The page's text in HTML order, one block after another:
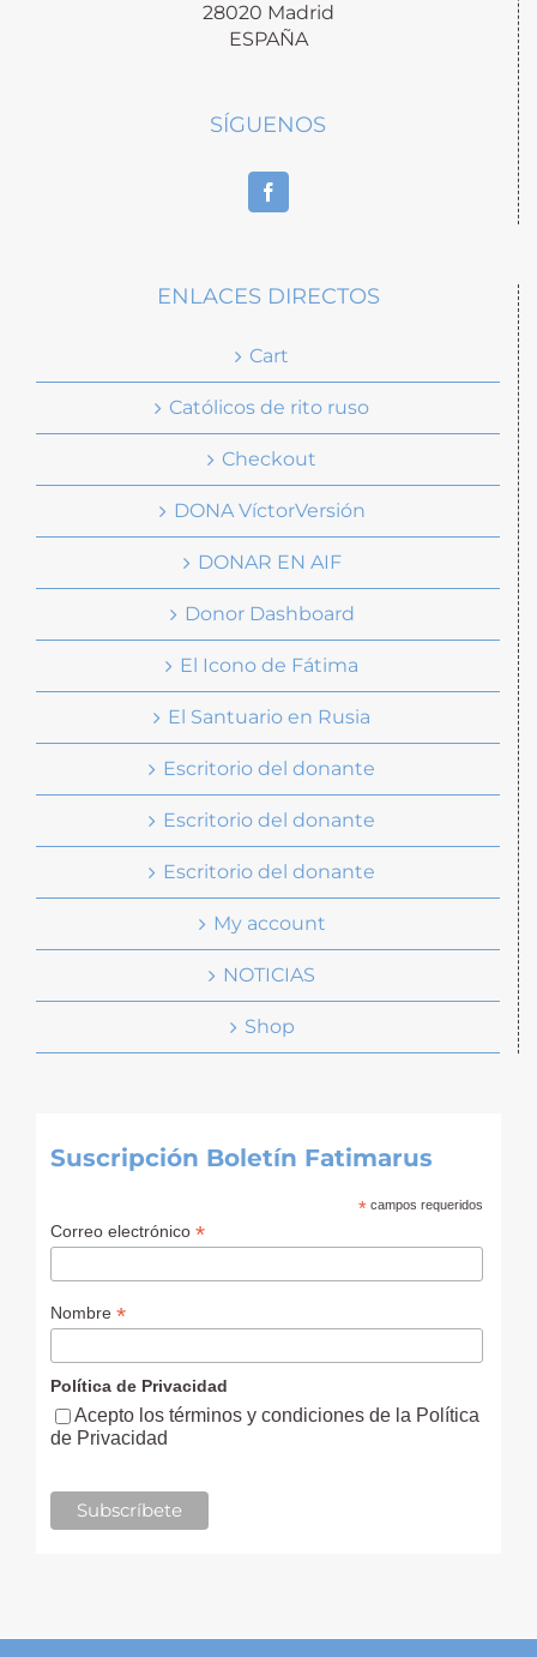
28020 Madrid
ESPAÑA
SÍGUENOS
ENLACES DIRECTOS
Cart
Católicos de rito ruso
Checkout
DONA VíctorVersión
DONAR EN AIF
Donor Dashboard
El Icono de Fátima
El Santuario en Rusia
Escritorio del donante
Escritorio del donante
Escritorio del donante
My account
NOTICIAS
Shop
Suscripción Boletín Fatimarus
*campos requeridos
Correo electrónico *
Nombre *
Política de Privacidad
Acepto los términos y condiciones de la Política
de Privacidad